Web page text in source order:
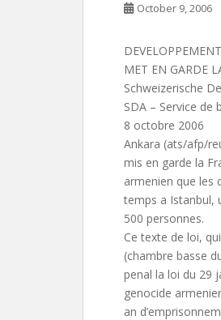
October 9, 2006
MET EN GARDE
Schweizerische
SDA – Service de
8 octobre 2006
Ankara (ats/afp/
mis en garde la
armenien que les
temps a Istanbul,
500 personnes.
Ce texte de loi,
(chambre basse
penal la loi du 29
genocide
an